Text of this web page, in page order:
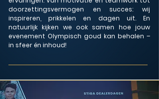
doorzettingsvermogen en succes: wij
inspireren, prikkelen en dagen uit. En
natuurlijk kijken we ook samen hoe jouw
evenement Olympisch goud kan behalen –
in sfeer én inhoud!